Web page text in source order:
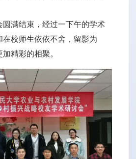
圆满结束，经过一下午的学术
在校师生依依不舍，留影为
精彩的相聚。